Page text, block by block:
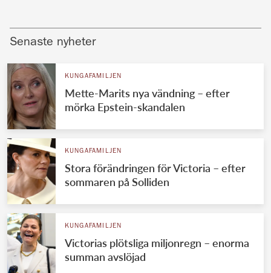
Senaste nyheter
KUNGAFAMILJEN
Mette-Marits nya vändning – efter
mörka Epstein-skandalen
KUNGAFAMILJEN
Stora förändringen för Victoria – efter
sommaren på Solliden
KUNGAFAMILJEN
Victorias plötsliga miljonregn – enorma
summan avslöjad